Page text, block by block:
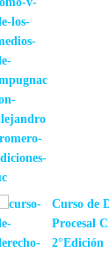
Curso de
Procesal
2°Edición